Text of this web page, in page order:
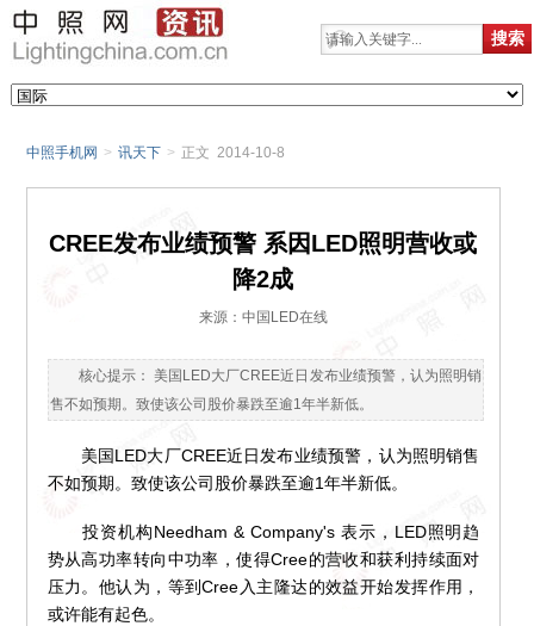
中照手机网 > 讯天下 > 正文 2014-10-8
CREE发布业绩预警 系因LED照明营收或
降2成
来源：中国LED在线
核心提示： 美国LED大厂CREE近日发布业绩预警，认为照明销
售不如预期。致使该公司股价暴跌至逾1年半新低。
美国LED大厂CREE近日发布业绩预警，认为照明销售
不如预期。致使该公司股价暴跌至逾1年半新低。
投资机构Needham & Company's 表示，LED照明趋
势从高功率转向中功率，使得Cree的营收和获利持续面对
压力。他认为，等到Cree入主隆达的效益开始发挥作用，
或许能有起色。